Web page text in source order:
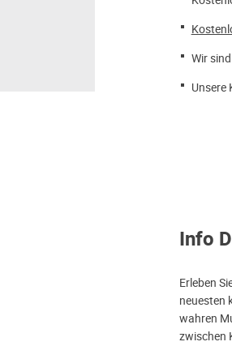
Wir
Unsere
Info
Erleben
neuesten
wahren
zwischen